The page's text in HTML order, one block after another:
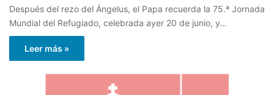
Después del rezo del Ángelus, el Papa recuerda la 75.ª Jornada
Mundial del Refugiado, celebrada ayer 20 de junio, y…
Leer más »